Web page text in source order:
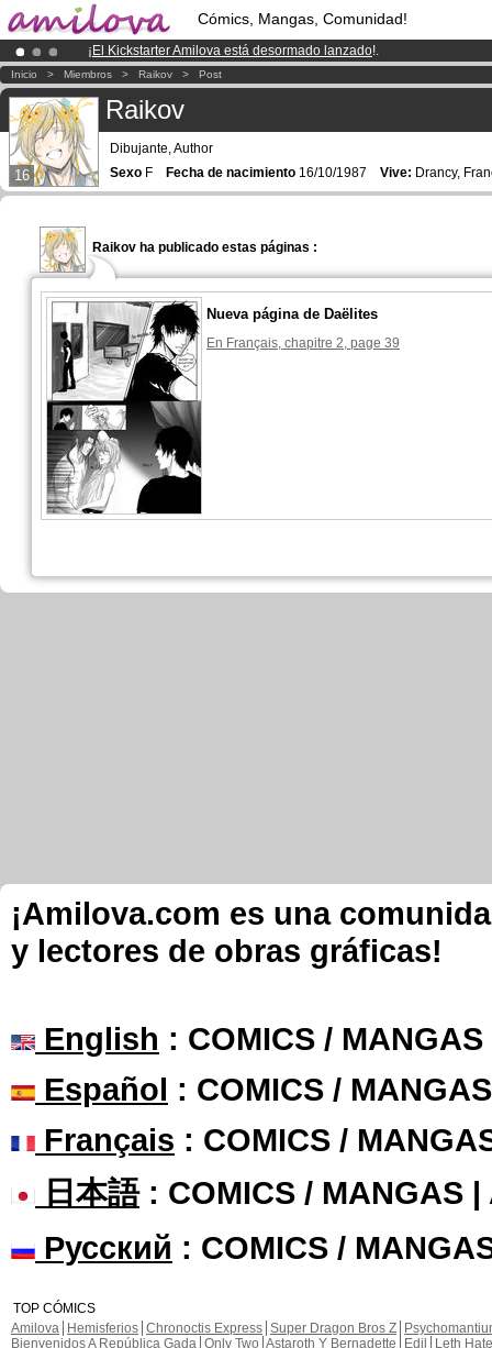
Cómics, Mangas, Comunidad!
¡ El Kickstarter Amilova está desormado lanzado!.
¡Ya tenemos 134393miembrosy 1208Cómics y Mangas!.
¡Conviertete en Premium por3.95 eurosal mes!Hazte Premium ya
Inicio > Miembros > Raikov > Post
16
Raikov
Dibujante, Author
Sexo F Fecha de nacimiento 16/10/1987 Vive: Drancy,
Raikov ha publicado estas páginas :
Nueva página de Daëlites
En Français, chapitre 2, page 39
¡Amilova.com es una
y lectores de obras gráficas!
English : COMICS /
Español : COMICS /
Français : COMICS /
日本語: COMICS / MANGAS |
Русский : COMICS /
TOP CÓMICS
Amilova
Hemisferios Chronoctis Express Super Dragon Bros Z
Bienvenidos A República Gada Only Two Astaroth Y Bernadette Edil
Leth Hate